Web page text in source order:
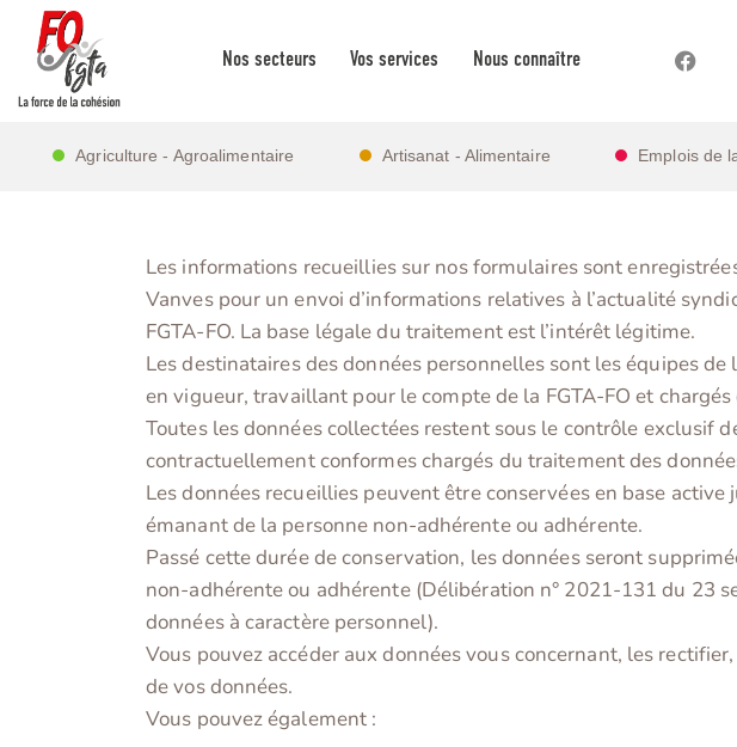
Nos secteurs Vos services Nous connaître
Agriculture - Agroalimentaire Artisanat - Alimentaire Emplois de
Les informations recueillies sur nos formulaires sont
Vanves pour un envoi d’informations relatives à l’actualité
FGTA-FO. La base légale du traitement est l’intérêt légitime.
Les destinataires des données personnelles sont les équipes
en vigueur, travaillant pour le compte de la FGTA-FO et
Toutes les données collectées restent sous le contrôle exclusif
contractuellement conformes chargés du traitement des
Les données recueillies peuvent être conservées en base
émanant de la personne non-adhérente ou adhérente.
Passé cette durée de conservation, les données seront
non-adhérente ou adhérente (Délibération n° 2021-131 du 23
données à caractère personnel).
Vous pouvez accéder aux données vous concernant, les
de vos données.
Vous pouvez également :